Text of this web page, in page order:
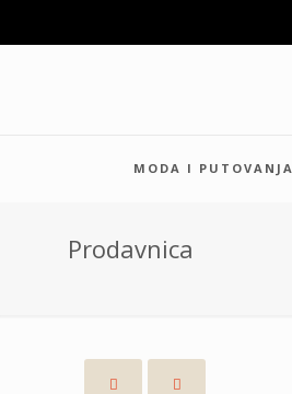
MODA I PUTOVANJA
Prodavnica